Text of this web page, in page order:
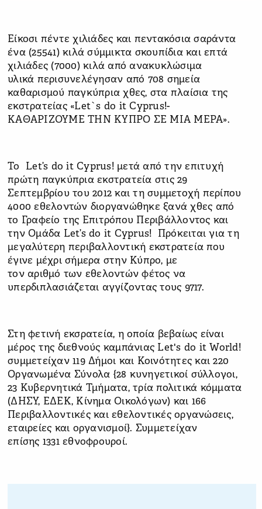
Είκοσι πέντε χιλιάδες και πεντακόσια σαράντα
ένα (25541) κιλά σύμμικτα σκουπίδια και επτά
χιλιάδες (7000) κιλά από ανακυκλώσιμα
υλικά περισυνελέγησαν από 708 σημεία
καθαρισμού παγκύπρια χθες, στα πλαίσια της
εκστρατείας «Let`s do it Cyprus!-
ΚΑΘΑΡΙΖΟΥΜΕ ΤΗΝ ΚΥΠΡΟ ΣΕ ΜΙΑ ΜΕΡΑ».
Το Let’s do it Cyprus! μετά από την επιτυχή
πρώτη παγκύπρια εκστρατεία στις 29
Σεπτεμβρίου του 2012 και τη συμμετοχή περίπου
4000 εθελοντών διοργανώθηκε ξανά χθες από
το Γραφείο της Επιτρόπου Περιβάλλοντος και
την Ομάδα Let’s do it Cyprus! Πρόκειται για τη
μεγαλύτερη περιβαλλοντική εκστρατεία που
έγινε μέχρι σήμερα στην Κύπρο, με
τον αριθμό των εθελοντών φέτος να
υπερδιπλασιάζεται αγγίζοντας τους 9717.
Στη φετινή εκσρατεία, η οποία βεβαίως είναι
μέρος της διεθνούς καμπάνιας Let's do it World!
συμμετείχαν 119 Δήμοι και Κοινότητες και 220
Οργανωμένα Σύνολα {28 κυνηγετικοί σύλλογοι,
23 Κυβερνητικά Τμήματα, τρία πολιτικά κόμματα
(ΔΗΣΥ, ΕΔΕΚ, Κίνημα Οικολόγων) και 166
Περιβαλλοντικές και εθελοντικές οργανώσεις,
εταιρείες και οργανισμοί}. Συμμετείχαν
επίσης 1331 εθνοφρουροί.